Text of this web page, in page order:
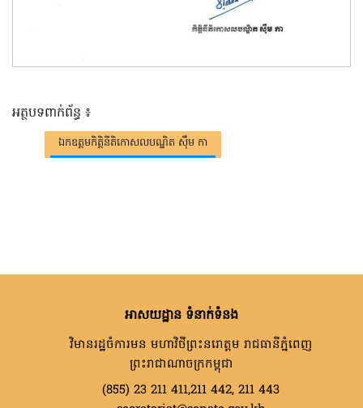
អត្ថបទពាក់ព័ន្ធ ៖
ឯកឧត្តមកិត្តិនីតិកោសលបណ្ឌិត ស៊ឹម កា
អាសយដ្ឋាន ទំនាក់ទំនង
វិមានរដ្ឋចំការមន មហាវិថីព្រះនរោត្តម រាជធានីភ្នំពេញ
ព្រះរាជាណាចក្រកម្ពុជា
(855) 23 211 411,211 442, 211 443